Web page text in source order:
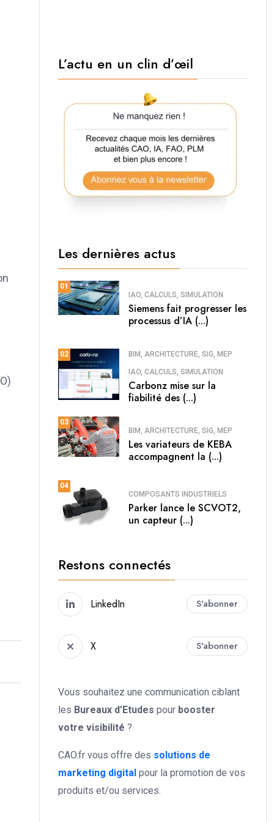
L’actu en un clin d’œil
Les dernières actus
01
IAO, CALCULS, SIMULATION
Siemens fait progresser les
processus d’IA (...)
02 BIM, ARCHITECTURE, SIG, MEP
IAO, CALCULS, SIMULATION
Carbonz mise sur la
fiabilité des (...)
03
BIM, ARCHITECTURE, SIG, MEP
Les variateurs de KEBA
accompagnent la (...)
04
COMPOSANTS INDUSTRIELS
Parker lance le SCVOT2,
un capteur (...)
Restons connectés
LinkedIn S'abonner
X S'abonner
Vous souhaitez une communication ciblant
les Bureaux d’Etudes pour booster
votre visibilité ?
CAO.fr vous offre des solutions de
marketing digital pour la promotion de vos
produits et/ou services.